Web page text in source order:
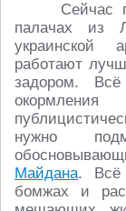
Сейчас
палачах из
украинской
работают
задором.
нужно
Майдана. Всё
бомжах и